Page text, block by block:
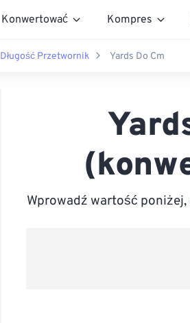
Konwertować Kompres
Długość Przetwornik Yards Do Cm
Wprowadź wartość